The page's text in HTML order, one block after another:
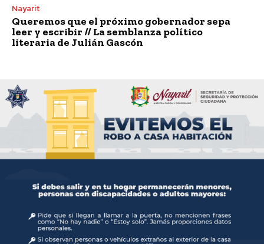
Nayarit
Queremos que el próximo gobernador sepa
leer y escribir // La semblanza político
literaria de Julián Gascón